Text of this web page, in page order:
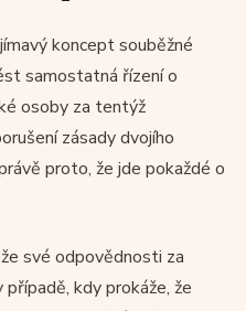
koncept souběžné
samostatná řízení o
osoby za tentýž
zásady dvojího
proto, že jde pokaždé o
své odpovědnosti za
kdy prokáže, že